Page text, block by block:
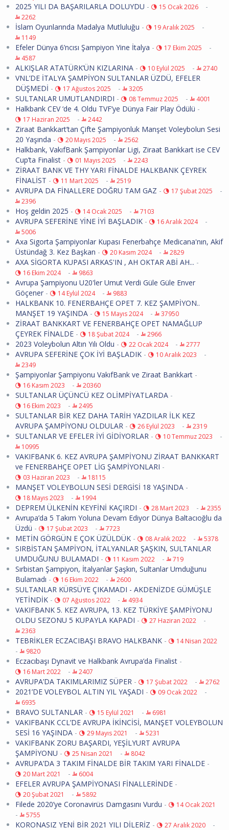
2025 YILI DA BAŞARILARLA DOLUYDU - 15 Ocak 2026 -
2262
İslam Oyunlarında Madalya Mutluluğu - 19 Aralık 2025 -
1149
Efeler Dünya 6’ncısı Şampiyon Yine İtalya - 17 Ekim 2025 -
4587
ALKIŞLAR ATATÜRK’ÜN KIZLARINA - 10 Eylül 2025 - 2740
VNL’DE İTALYA ŞAMPİYON SULTANLAR ÜZDÜ, EFELER
DÜŞMEDİ - 17 Ağustos 2025 - 3205
SULTANLAR UMUTLANDIRDI - 08 Temmuz 2025 - 4001
Halkbank CEV ‘de 4. Oldu TVF’ye Dünya Fair Play Ödülü -
17 Haziran 2025 - 2442
Ziraat Bankkart’tan Çifte Şampiyonluk Manşet Voleybolun Sesi
20 Yaşında - 20 Mayıs 2025 - 2562
Halkbank, VakıfBank Şampiyonlar Ligi, Ziraat Bankkart ise CEV
Cup’ta Finalist - 01 Mayıs 2025 - 2243
ZİRAAT BANK VE THY YARI FİNALDE HALKBANK ÇEYREK
FİNALİST - 11 Mart 2025 - 2519
AVRUPA DA FİNALLERE DOĞRU TAM GAZ - 17 Şubat 2025 -
2396
Hoş geldin 2025 - 14 Ocak 2025 - 7103
AVRUPA SEFERİNE YİNE İYİ BAŞLADIK - 16 Aralık 2024 -
5006
Axa Sigorta Şampiyonlar Kupası Fenerbahçe Medicana'nın, Akif
Üstündağ 3. Kez Başkan - 20 Kasım 2024 - 2829
AXA SİGORTA KUPASI ARKAS'IN , AH OKTAR ABİ AH... -
16 Ekim 2024 - 9863
Avrupa Şampiyonu U20'ler Umut Verdi Güle Güle Enver
Göçener - 14 Eylül 2024 - 9883
HALKBANK 10. FENERBAHÇE OPET 7. KEZ ŞAMPİYON..
MANŞET 19 YAŞINDA - 15 Mayıs 2024 - 37950
ZİRAAT BANKKART VE FENERBAHÇE OPET NAMAĞLUP
ÇEYREK FİNALDE - 18 Şubat 2024 - 2966
2023 Voleybolun Altın Yılı Oldu - 22 Ocak 2024 - 2777
AVRUPA SEFERİNE ÇOK İYİ BAŞLADIK - 10 Aralık 2023 -
2349
Şampiyonlar Şampiyonu VakıfBank ve Ziraat Bankkart -
16 Kasım 2023 - 20360
SULTANLAR ÜÇÜNCÜ KEZ OLİMPİYATLARDA -
16 Ekim 2023 - 2495
SULTANLAR BİR KEZ DAHA TARİH YAZDILAR İLK KEZ
AVRUPA ŞAMPİYONU OLDULAR - 26 Eylül 2023 - 2319
SULTANLAR VE EFELER İYİ GİDİYORLAR - 10 Temmuz 2023 -
10995
VAKIFBANK 6. KEZ AVRUPA ŞAMPİYONU ZİRAAT BANKKART
ve FENERBAHÇE OPET LİG ŞAMPİYONLARI -
03 Haziran 2023 - 18115
MANŞET VOLEYBOLUN SESİ DERGİSİ 18 YAŞINDA -
18 Mayıs 2023 - 1994
DEPREM ÜLKENİN KEYFİNİ KAÇIRDI - 28 Mart 2023 - 2355
Avrupa’da 5 Takım Yoluna Devam Ediyor Dünya Baltacıoğlu da
Üzdü - 17 Şubat 2023 - 7723
METİN GÖRGÜN E ÇOK ÜZÜLDÜK - 08 Aralık 2022 - 5378
SIRBİSTAN ŞAMPİYON, İTALYANLAR ŞAŞKIN, SULTANLAR
UMDUĞUNU BULAMADI - 11 Kasım 2022 - 719
Sırbistan Şampiyon, İtalyanlar Şaşkın, Sultanlar Umduğunu
Bulamadı - 16 Ekim 2022 - 2600
SULTANLAR KÜRSÜYE ÇIKAMADI - AKDENİZDE GÜMÜŞLE
YETİNDİK - 07 Ağustos 2022 - 4934
VAKIFBANK 5. KEZ AVRUPA, 13. KEZ TÜRKİYE ŞAMPİYONU
OLDU SEZONU 5 KUPAYLA KAPADI - 27 Haziran 2022 -
2363
TEBRİKLER ECZACIBAŞI BRAVO HALKBANK - 14 Nisan 2022
- 9820
Eczacıbaşı Dynavit ve Halkbank Avrupa’da Finalist -
16 Mart 2022 - 2407
AVRUPA’DA TAKIMLARIMIZ SÜPER - 17 Şubat 2022 - 2762
2021’DE VOLEYBOL ALTIN YIL YAŞADI - 09 Ocak 2022 -
6935
BRAVO SULTANLAR - 15 Eylül 2021 - 6981
VAKIFBANK CCL’DE AVRUPA İKİNCİSİ, MANŞET VOLEYBOLUN
SESİ 16 YAŞINDA - 29 Mayıs 2021 - 5231
VAKIFBANK ZORU BAŞARDI, YEŞİLYURT AVRUPA
ŞAMPİYONU - 25 Nisan 2021 - 8042
AVRUPA’DA 3 TAKIM FİNALDE BİR TAKIM YARI FİNALDE -
20 Mart 2021 - 6004
EFELER AVRUPA ŞAMPİYONASI FİNALLERİNDE -
20 Şubat 2021 - 5892
Filede 2020’ye Coronavirüs Damgasını Vurdu - 14 Ocak 2021
- 5755
KORONASIZ YENİ BİR 2021 YILI DİLERİZ - 27 Aralık 2020 -